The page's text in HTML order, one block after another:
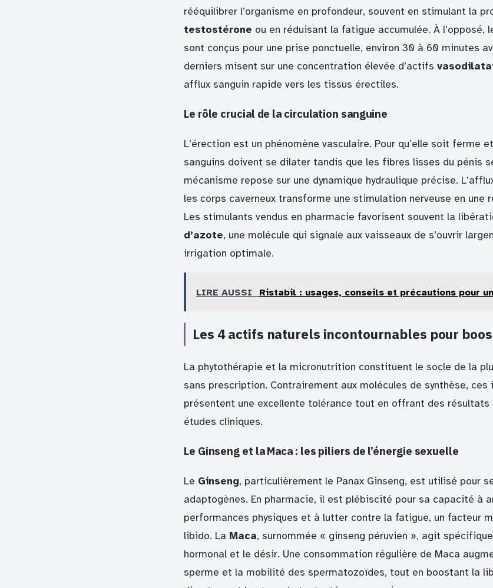
rééquilibrer l’organisme en profondeur, souvent en stimulant la
testostérone ou en réduisant la fatigue accumulée. À l’opposé,
sont conçus pour une prise ponctuelle, environ 30 à 60 minutes
derniers misent sur une concentration élevée d’actifs
afflux sanguin rapide vers les tissus érectiles.
Le rôle crucial de la circulation sanguine
L’érection est un phénomène vasculaire. Pour qu’elle soit ferme
sanguins doivent se dilater tandis que les fibres lisses du pénis
mécanisme repose sur une dynamique hydraulique précise.
les corps caverneux transforme une stimulation nerveuse en une
Les stimulants vendus en pharmacie favorisent souvent la
d’azote, une molécule qui signale aux vaisseaux de s’ouvrir
irrigation optimale.
LIRE AUSSI Ristabil : usages, conseils et précautions pour
Les 4 actifs naturels incontournables pour
La phytothérapie et la micronutrition constituent le socle de la
sans prescription. Contrairement aux molécules de synthèse,
présentent une excellente tolérance tout en offrant des résultats
études cliniques.
Le Ginseng et la Maca : les piliers de l’énergie sexuelle
Le Ginseng, particulièrement le Panax Ginseng, est utilisé pour
adaptogènes. En pharmacie, il est plébiscité pour sa capacité à
performances physiques et à lutter contre la fatigue, un facteur
libido. La Maca, surnommée « ginseng péruvien », agit
hormonal et le désir. Une consommation régulière de Maca
sperme et la mobilité des spermatozoïdes, tout en boostant la